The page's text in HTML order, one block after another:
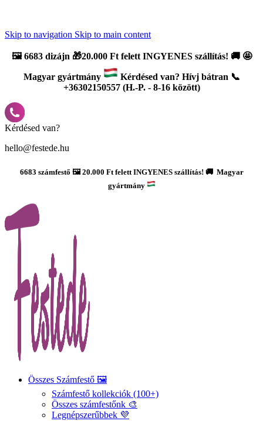
Skip to navigation Skip to main content
🖼️6683 dizájn 🎁20.000 Ft felett INGYENES szállítás! 🚚 🤩
Magyar gyártmány
Kérdésed van? Hívj bátran 📞
+36302150557 (H.-P. - 8-16 között)
Kérdésed van?
hello@festede.hu
6683 számfestő 🖼️ 20.000 Ft felett INGYENES szállítás! 🚚 Magyar
gyártmány
Összes Számfestő 🖼️
Számfestő kollekciók (100+)
Összes számfestőnk 🎨
Legnépszerűbbek 💜